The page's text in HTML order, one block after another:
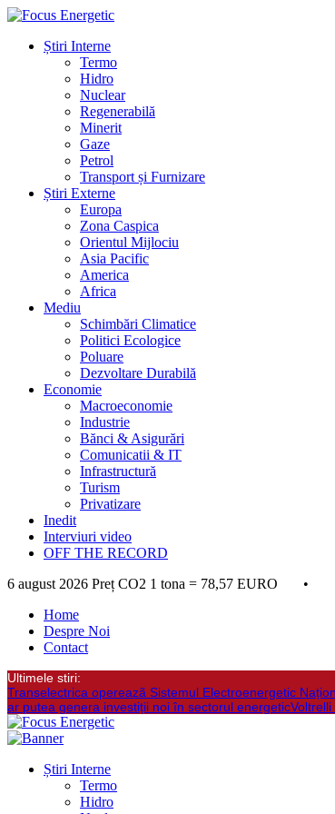
Știri Interne
Termo
Hidro
Nuclear
Regenerabilă
Minerit
Gaze
Petrol
Transport și Furnizare
Știri Externe
Europa
Zona Caspica
Orientul Mijlociu
Asia Pacific
America
Africa
Mediu
Schimbări Climatice
Politici Ecologice
Poluare
Dezvoltare Durabilă
Economie
Macroeconomie
Industrie
Bănci & Asigurări
Comunicatii & IT
Infrastructură
Turism
Privatizare
Inedit
Interviuri video
OFF THE RECORD
6 august 2026 Preț CO2 1 tona = 78,57 EURO • 1
Home
Despre Noi
Contact
Ultimele stiri:
Transelectrica opereazã Sistemul Electroenergetic
ar putea genera investiții noi în sectorul energetic
Știri Interne
Termo
Hidro